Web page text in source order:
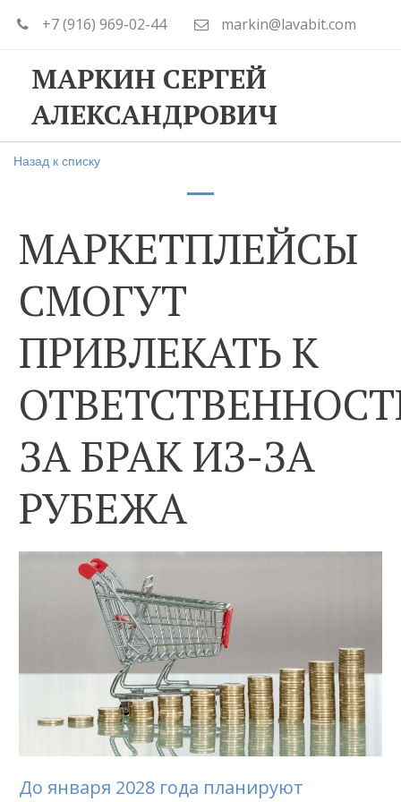
+7 (916) 969-02-44 markin@lavabit.com
МАРКИН СЕРГЕЙ
АЛЕКСАНДРОВИЧ
Назад к списку
МАРКЕТПЛЕЙСЫ
СМОГУТ
ПРИВЛЕКАТЬ К
ЗА БРАК ИЗ-ЗА
РУБЕЖА
До января 2028 года планируют